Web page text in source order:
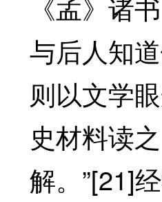
与后人知
则以文学
史材料读
解。”[21]